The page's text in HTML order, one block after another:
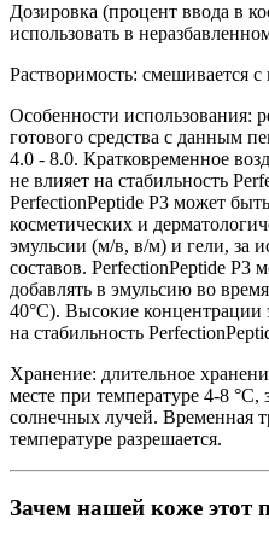
Дозировка (процент ввода в
использовать в
Растворимость: смешивается с
Особенности использования:
готового средства с данным
4.0 - 8.0. Кратковременное
не влияет на стабильность
PerfectionPeptide P3 может
косметических и
эмульсии (м/в, в/м) и гели, за
составов. PerfectionPeptide P3
добавлять в эмульсию во
40°C). Высокие концентрации
на стабильность
Хранение: длительное
месте при температуре 4-8
солнечных лучей. Временная
температуре разрешается.
Зачем нашей коже этот